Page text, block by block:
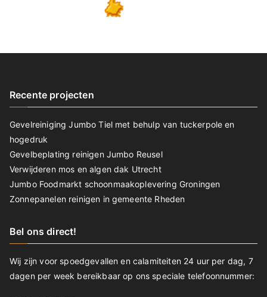
Recente projecten
Gevelreiniging Jumbo Tiel met behulp van tuckerpole en
hogedruk
Gevelbeplating reinigen Jumbo Reusel
Verwijderen mos en algen dak Utrecht
Jumbo Foodmarkt schoonmaakoplevering Groningen
Zonnepanelen reinigen in gemeente Rheden
Bel ons direct!
Wij zijn voor spoedgevallen en calamiteiten 24 uur per dag, 7
dagen per week bereikbaar op ons speciale telefoonnummer: